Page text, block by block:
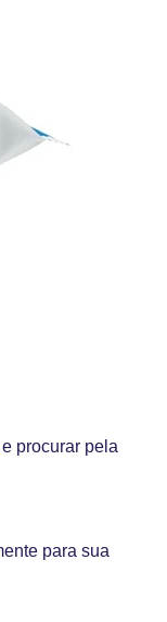
e procurar pela
para sua